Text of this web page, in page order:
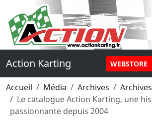
Panneau de gestion des cookies
Action Karting WEBSTORE
Accueil Média Archives
Le catalogue Action Karting, une
passionnante depuis 2004